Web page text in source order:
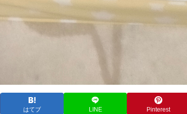
はてブ LINE Pinterest